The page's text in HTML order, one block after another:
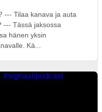
--- Tilaa kanava ja auta
--- Tässä jaksossa
hänen yksin
Kä...